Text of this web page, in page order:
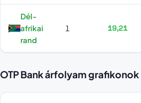
Dél-
afrikai
rand
1 19,21
OTP Bank árfolyam grafikonok